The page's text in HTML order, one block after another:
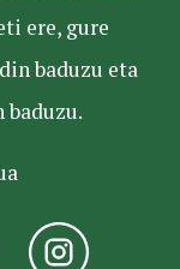
ere, gure
baduzu eta